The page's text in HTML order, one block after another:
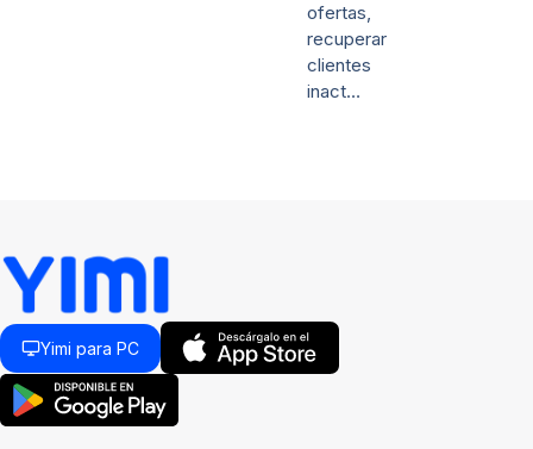
ofertas,
recuperar
clientes
inact…
Yimi para PC